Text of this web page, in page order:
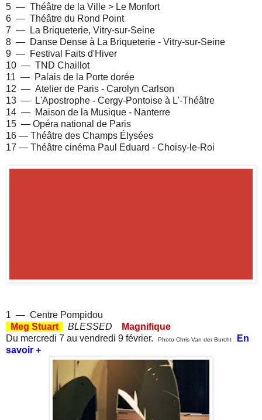
5 — Théâtre de la Ville > Le Monfort
6 — Théâtre du Rond Point
7 — La Briqueterie, Vitry-sur-Seine
8 — Danse Dense à La Briqueterie - Vitry-sur-Seine
9 — Festival Faits d'Hiver
10 — TND Chaillot
11 — Palais de la Porte dorée
12 — Atelier de Paris - Carolyn Carlson
13 — L'Apostrophe - Cergy-Pontoise à L'-Théâtre
14 — Maison de la Musique - Nanterre
15 — Opéra national de Paris
16 — Théâtre des Champs Élysées
17 — Théâtre cinéma Paul Eduard - Choisy-le-Roi
1 — Centre Pompidou
Meg Stuart
BLESSED
Magnifique
Du mercredi 7 au vendredi 9 février.
Photo Chris Van der Burcht
En
savoir +